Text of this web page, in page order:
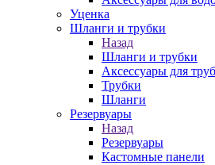
Уценка
Шланги и трубки
Назад
Шланги и трубки
Аксессуары для
Трубки
Шланги
Резервуары
Назад
Резервуары
Кастомные панели